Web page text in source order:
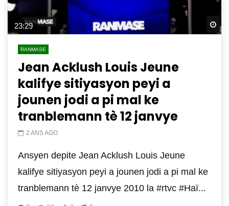
23:29
RANMASE
Jean Acklush Louis Jeune
kalifye sitiyasyon peyi a
jounen jodi a pi mal ke
tranblemann tè 12 janvye
2 ANS AGO
Ansyen depite Jean Acklush Louis Jeune
kalifye sitiyasyon peyi a jounen jodi a pi mal ke
tranblemann tè 12 janvye 2010 la #rtvc #Haï...